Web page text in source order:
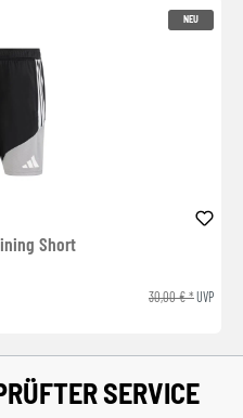
NEU
Short
30,00 € *UVP
SERVICE